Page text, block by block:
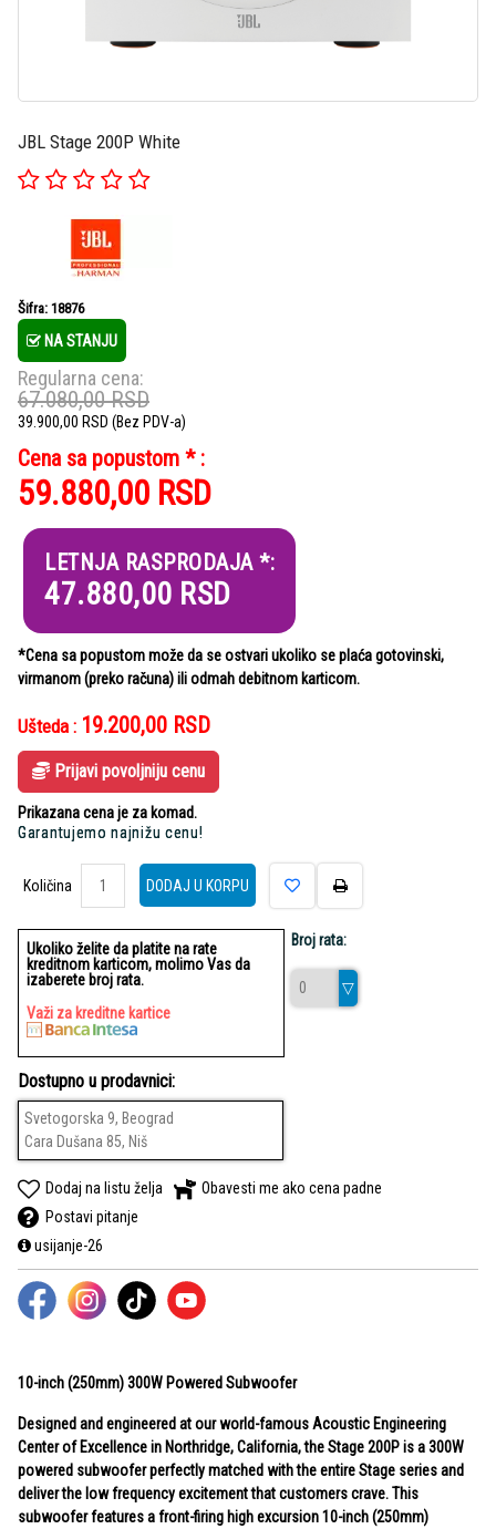
JBL Stage 200P White
Šifra: 18876
NA STANJU
Regularna cena:
67.080,00RSD
39.900,00 RSD (Bez PDV-a)
Cena sa popustom * :
59.880,00 RSD
LETNJA RASPRODAJA *:
47.880,00 RSD
*Cena sa popustom može da se ostvari ukoliko se plaća gotovinski,
virmanom (preko računa) ili odmah debitnom karticom.
Ušteda : 19.200,00 RSD
Prijavi povoljniju cenu
Prikazana cena je za komad.
Garantujemo najnižu cenu!
Količina
Količina
DODAJ U KORPU
Ukoliko želite da platite na rate
kreditnom karticom, molimo Vas da
izaberete broj rata.
Važi za kreditne kartice
Broj rata:
Dostupno u prodavnici:
Svetogorska 9, Beograd
Cara Dušana 85, Niš
Dodaj na listu želja
Obavesti me ako cena padne
Postavi pitanje
usijanje-26
10-inch (250mm) 300W Powered Subwoofer
Designed and engineered at our world-famous Acoustic Engineering
Center of Excellence in Northridge, California, the Stage 200P is a 300W
powered subwoofer perfectly matched with the entire Stage series and
deliver the low frequency excitement that customers crave. This
subwoofer features a front-firing high excursion 10-inch (250mm)